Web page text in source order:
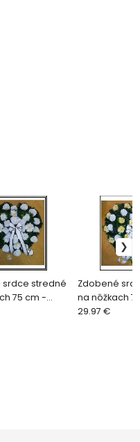
srdce stredné
75 cm -
Zdobené
na nôžkach
bielo , žlto
29.97 €